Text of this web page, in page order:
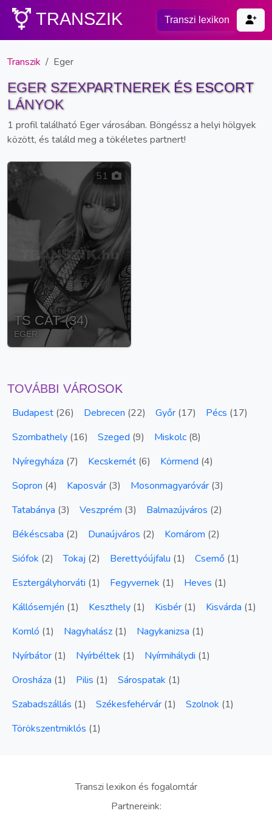
TRANSZIK Transzi lexikon
Transzik Eger
EGER SZEXPARTNEREK ÉS ESCORT
LÁNYOK
1 profil található Eger városában. Böngéssz a helyi hölgyek
között, és találd meg a tökéletes partnert!
51
TS CAT (34)
EGER
TOVÁBBI VÁROSOK
Budapest (26) Debrecen (22) Győr (17) Pécs (17)
Szombathely (16) Szeged (9) Miskolc (8)
Nyíregyháza (7) Kecskemét (6) Körmend (4)
Sopron (4) Kaposvár (3) Mosonmagyaróvár (3)
Tatabánya (3) Veszprém (3) Balmazújváros (2)
Békéscsaba (2) Dunaújváros (2) Komárom (2)
Siófok (2) Tokaj (2) Berettyóújfalu (1) Csemő (1)
Esztergályhorváti (1) Fegyvernek (1) Heves (1)
Kállósemjén (1) Keszthely (1) Kisbér (1) Kisvárda (1)
Komló (1) Nagyhalász (1) Nagykanizsa (1)
Nyírbátor (1) Nyírbéltek (1) Nyírmihálydi (1)
Orosháza (1) Pilis (1) Sárospatak (1)
Szabadszállás (1) Székesfehérvár (1) Szolnok (1)
Törökszentmiklós (1)
Transzi lexikon és fogalomtár
Partnereink: